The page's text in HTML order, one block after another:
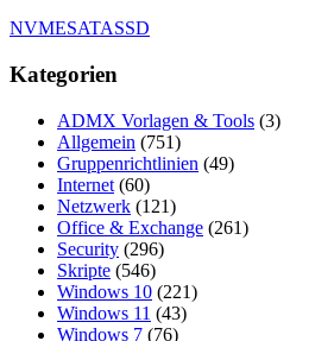
NVMESATASSD
Kategorien
ADMX Vorlagen & Tools (3)
Allgemein (751)
Gruppenrichtlinien (49)
Internet (60)
Netzwerk (121)
Office & Exchange (261)
Security (296)
Skripte (546)
Windows 10 (221)
Windows 11 (43)
Windows 7 (76)